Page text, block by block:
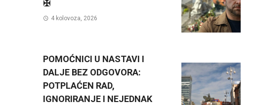
✠
4 kolovoza, 2026
POMOĆNICI U NASTAVI I
DALJE BEZ ODGOVORA:
POTPLAĆEN RAD,
IGNORIRANJE I NEJEDNAK